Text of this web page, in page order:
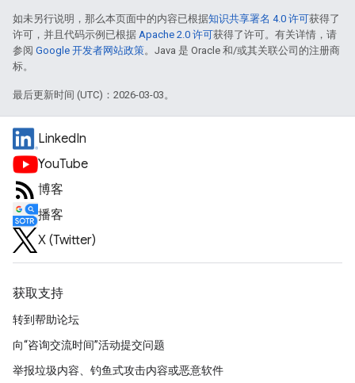
如未另行说明，那么本页面中的内容已根据知识共享署名 4.0 许可获得了
许可，并且代码示例已根据 Apache 2.0 许可获得了许可。有关详情，请
参阅 Google 开发者网站政策。Java 是 Oracle 和/或其关联公司的注册商
标。
最后更新时间 (UTC)：2026-03-03。
LinkedIn
YouTube
博客
播客
X (Twitter)
获取支持
转到帮助论坛
向“咨询交流时间”活动提交问题
举报垃圾内容、钓鱼式攻击内容或恶意软件